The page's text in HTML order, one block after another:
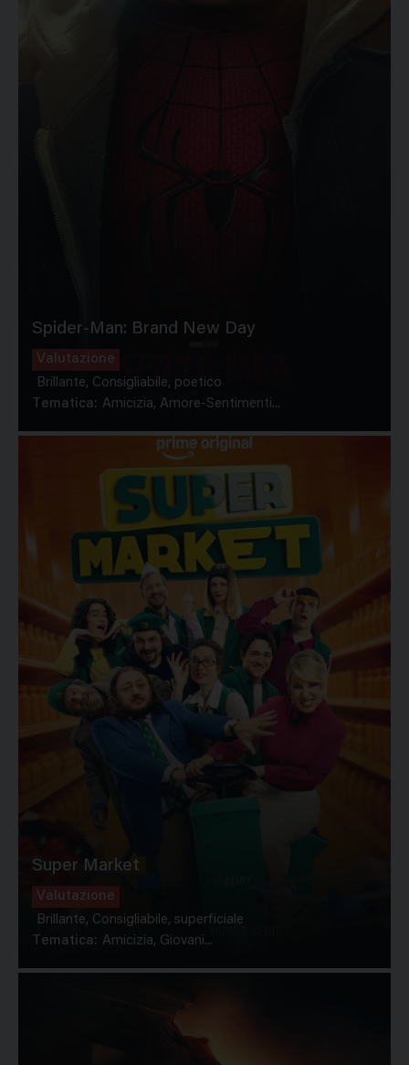
Spider-Man: Brand New Day
Valutazione
Brillante, Consigliabile, poetico
Tematica: Amicizia, Amore-Sentimenti...
Super Market
Valutazione
Brillante, Consigliabile, superficiale
Tematica: Amicizia, Giovani...